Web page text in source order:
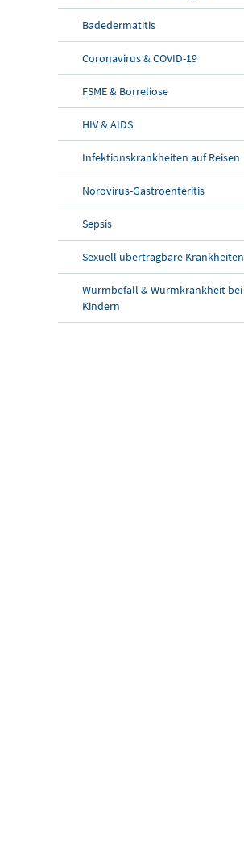
Badedermatitis
Coronavirus & COVID-19
FSME & Borreliose
HIV & AIDS
Infektionskrankheiten auf Reisen
Norovirus-Gastroenteritis
Sepsis
Sexuell übertragbare Krankheiten
Wurmbefall & Wurmkrankheit bei
Kindern